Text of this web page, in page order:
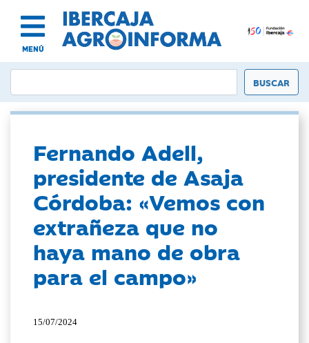
MENÚ
Fernando Adell,
presidente de Asaja
Córdoba: «Vemos con
extrañeza que no
haya mano de obra
para el campo»
15/07/2024